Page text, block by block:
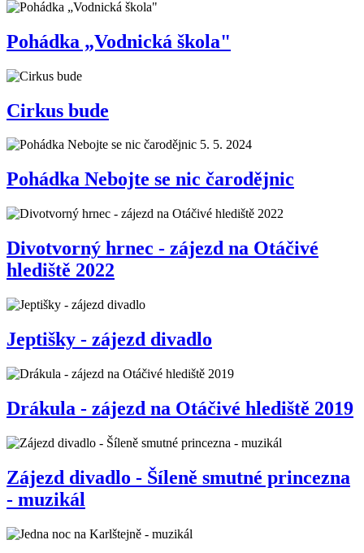
Pohádka „Vodnická škola"
Cirkus bude
Pohádka Nebojte se nic čarodějnic
Divotvorný hrnec - zájezd na Otáčivé
hlediště 2022
Jeptišky - zájezd divadlo
Drákula - zájezd na Otáčivé hlediště 2019
Zájezd divadlo - Šíleně smutné princezna
- muzikál